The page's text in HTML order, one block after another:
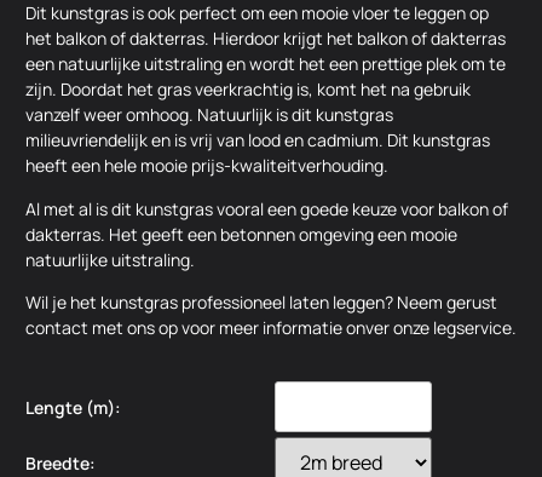
Dit kunstgras is ook perfect om een mooie vloer te leggen op
het balkon of dakterras. Hierdoor krijgt het balkon of dakterras
een natuurlijke uitstraling en wordt het een prettige plek om te
zijn. Doordat het gras veerkrachtig is, komt het na gebruik
vanzelf weer omhoog. Natuurlijk is dit kunstgras
milieuvriendelijk en is vrij van lood en cadmium. Dit kunstgras
heeft een hele mooie prijs-kwaliteitverhouding.
Al met al is dit kunstgras vooral een goede keuze voor balkon of
dakterras. Het geeft een betonnen omgeving een mooie
natuurlijke uitstraling.
Wil je het kunstgras professioneel laten leggen? Neem gerust
contact met ons op voor meer informatie onver onze legservice.
Lengte (m):
Breedte: